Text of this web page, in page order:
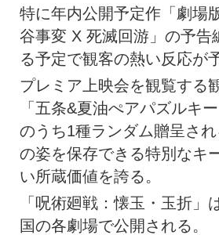
特に年内公開予定作「劇場
谷事変 X 死滅回游」の予告
る予定で観客の熱い反応が
プレミア上映会を観覧する
「五条&夏油ぺアパズルキ
のうち1種ランダム贈呈さ
の姿を保存できる特別なキ
い所蔵価値を誇る。
「呪術廻戦：懐玉・玉折」
国の各劇場で公開される。